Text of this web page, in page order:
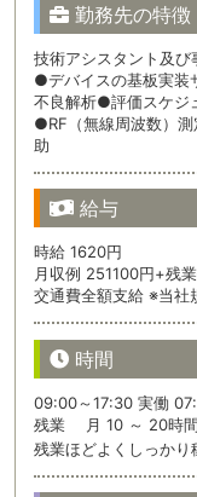
勤務先の特徴
技術アシスタント及び
●デバイスの基板実装
不良解析●評価スケジ
●RF（無線周波数）
助
給与
時給 1620円
月収例 251100円+残
交通費全額支給 ※当社
時間
09:00～17:30 実働
残業 月 10 ～ 20時間
残業ほどよくしっかり